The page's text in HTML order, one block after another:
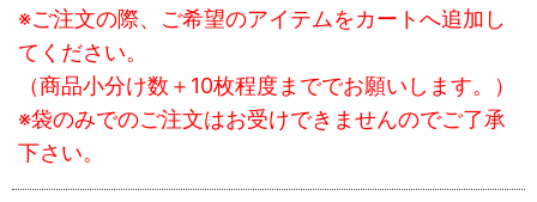
※ご注文の際、ご希望のアイテムをカートへ追加し
てください。
（商品小分け数＋10枚程度まででお願いします。）
※袋のみでのご注文はお受けできませんのでご了承
下さい。